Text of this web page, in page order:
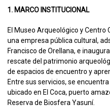
1. MARCO INSTITUCIONAL
El Museo Arqueológico y Centro
una empresa pública cultural,
Francisco de Orellana, e
rescate del patrimonio
de espacios de encuentro y
Entre sus servicios, se
ubicado en El Coca, puerto
Reserva de Biosfera Yasuní.